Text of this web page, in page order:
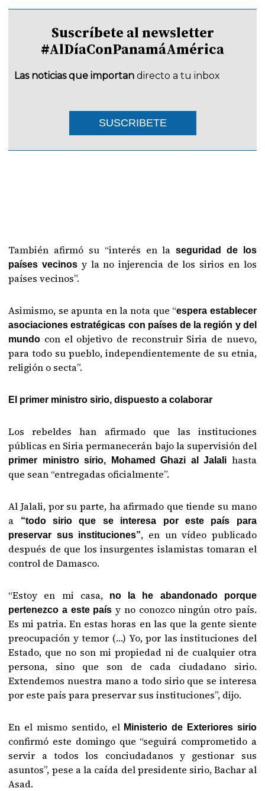
Suscríbete al newsletter
#AlDíaConPanamáAmérica
Las noticias que importan directo a tu inbox
SUSCRIBETE
También afirmó su “interés en laseguridad de los
países vecinos y la no injerencia de los sirios en los
países vecinos”.
Asimismo, se apunta en la nota que “espera establecer
asociaciones estratégicas con países de la región y del
mundo con el objetivo de reconstruir Siria de nuevo,
para todo su pueblo, independientemente de su etnia,
religión o secta”.
El primer ministro sirio, dispuesto a colaborar
Los rebeldes han afirmado que las instituciones
públicas en Siria permanecerán bajo la supervisión del
primer ministro sirio, Mohamed Ghazi al Jalali hasta
que sean “entregadas oficialmente”.
Al Jalali, por su parte, ha afirmado que tiende su mano
a
“todo sirio que se interesa por este país para
preservar sus instituciones”, en un vídeo publicado
después de que los insurgentes islamistas tomaran el
control de Damasco.
“Estoy en mi casa,
no la he abandonado porque
pertenezco a este paísy no conozco ningún otro país.
Es mi patria. En estas horas en las que la gente siente
preocupación y temor (…) Yo, por las instituciones del
Estado, que no son mi propiedad ni de cualquier otra
persona, sino que son de cada ciudadano sirio.
Extendemos nuestra mano a todo sirio que se interesa
por este país para preservar sus instituciones”, dijo.
En el mismo sentido, el Ministerio de Exteriores sirio
confirmó este domingo que “seguirá comprometido a
servir a todos los conciudadanos y gestionar sus
asuntos”, pese a la caída del presidente sirio, Bachar al
Asad.